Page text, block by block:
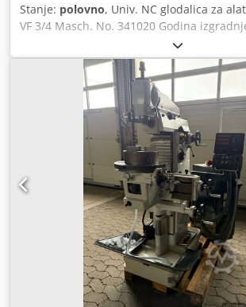
Stanje: polovno, Univ. NC glodalica za
VF 3/4 Masch. No. 341020 Godina
Udaljenost putovanja Ks: 400 mm I: 320
Veličina stola 650 k 350 mm Držač vretena
vretena 40 - 2500 o / min. Feeds Ks, I i Z
min. beskonačno promenljiva Brzo
mm/min. Brzo kretanje Z-ose 3000 mm/
podešavanje Vertikalna 60 mm Pogonska
motora 3 KV Mrežni priključak 400 volti, 50
kontrola staza Heidenhain TNC 124 -
2 stepena prenosa i beskonačno
elektronski kontrolisanog varijatora brzine
glodanje glava može da se okreće +/- 90 °
stezanje - Fiksni ugao sto - Kontrolni
mašini - Rezervoar za rashladnu tečnost
susedne -Centralno podmazivanje -
Aelvyrbjayoha Potreban prostor D k Š k V
1900 mm težina 1300 kg u dobrom stanju